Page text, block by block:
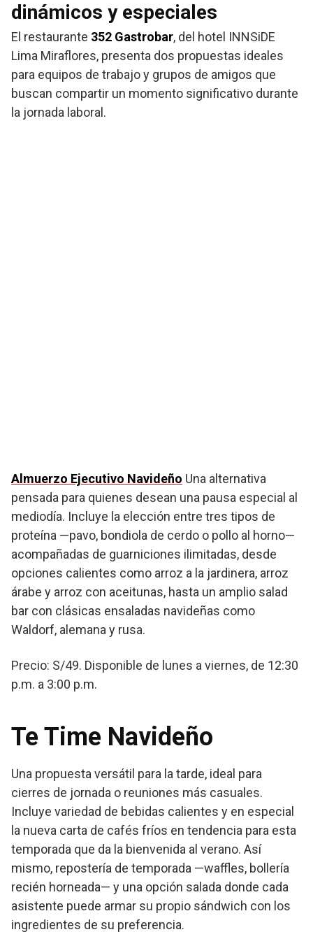
dinámicos y especiales
El restaurante 352 Gastrobar, del hotel INNSiDE
Lima Miraflores, presenta dos propuestas ideales
para equipos de trabajo y grupos de amigos que
buscan compartir un momento significativo durante
la jornada laboral.
Almuerzo Ejecutivo Navideño Una alternativa
pensada para quienes desean una pausa especial al
mediodía. Incluye la elección entre tres tipos de
proteína —pavo, bondiola de cerdo o pollo al horno—
acompañadas de guarniciones ilimitadas, desde
opciones calientes como arroz a la jardinera, arroz
árabe y arroz con aceitunas, hasta un amplio salad
bar con clásicas ensaladas navideñas como
Waldorf, alemana y rusa.
Precio: S/49. Disponible de lunes a viernes, de 12:30
p.m. a 3:00 p.m.
Te Time Navideño
Una propuesta versátil para la tarde, ideal para
cierres de jornada o reuniones más casuales.
Incluye variedad de bebidas calientes y en especial
la nueva carta de cafés fríos en tendencia para esta
temporada que da la bienvenida al verano. Así
mismo, repostería de temporada —waffles, bollería
recién horneada— y una opción salada donde cada
asistente puede armar su propio sándwich con los
ingredientes de su preferencia.